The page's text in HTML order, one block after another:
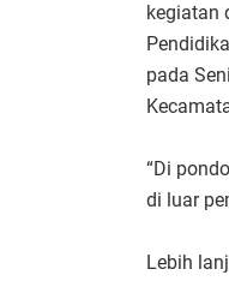
kegiatan
pada
“Di
di luar
Lebih